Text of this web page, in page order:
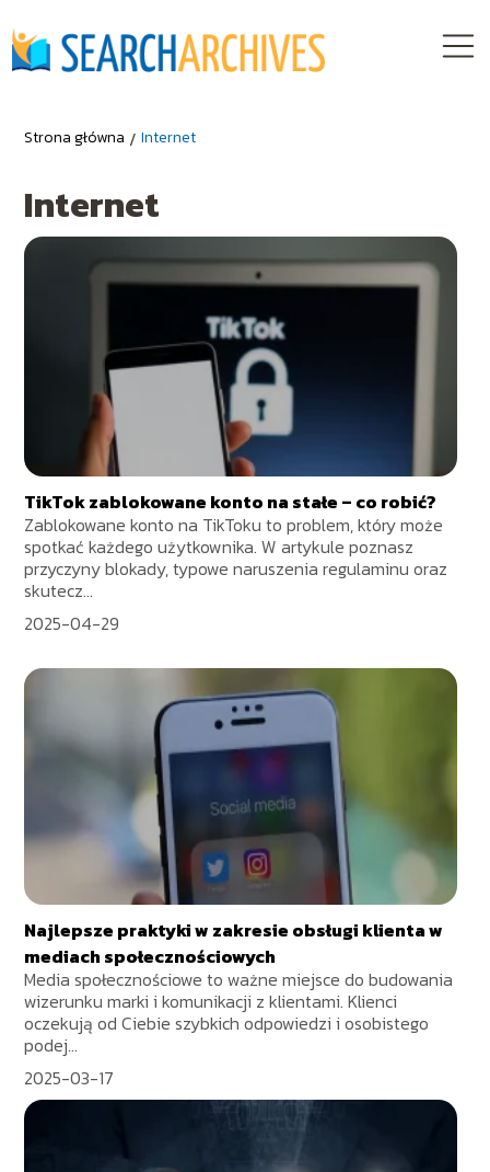
Strona główna /Internet
Internet
TikTok zablokowane konto na stałe – co robić?
Zablokowane konto na TikToku to problem, który może
spotkać każdego użytkownika. W artykule poznasz
przyczyny blokady, typowe naruszenia regulaminu oraz
skutecz...
2025-04-29
Najlepsze praktyki w zakresie obsługi klienta w
mediach społecznościowych
Media społecznościowe to ważne miejsce do budowania
wizerunku marki i komunikacji z klientami. Klienci
oczekują od Ciebie szybkich odpowiedzi i osobistego
podej...
2025-03-17